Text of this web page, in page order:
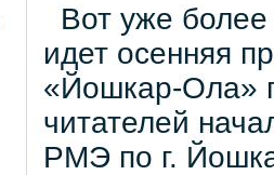
Вот уже более
идет осенняя
«Йошкар-Ола»
читателей
РМЭ по г.